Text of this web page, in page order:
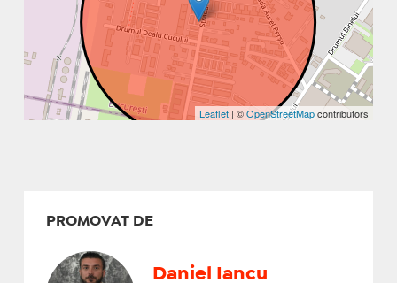
Leaflet | ©OpenStreetMapcontributors
PROMOVAT DE
Daniel Iancu